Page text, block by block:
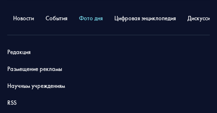
Новости События Фото дня Цифровая энциклопедия
Редакция
Размещение рекламы
Научным учреждениям
RSS